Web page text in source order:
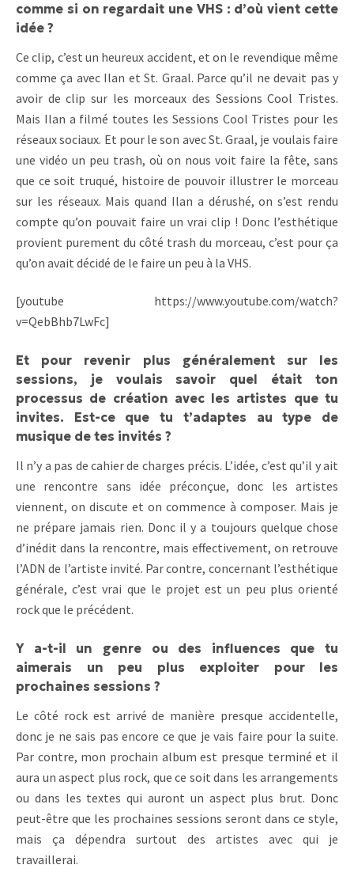
comme si on regardait une VHS : d’où vient cette
idée ?
Ce clip, c’est un heureux accident, et on le revendique même
comme ça avec Ilan et St. Graal. Parce qu’il ne devait pas y
avoir de clip sur les morceaux des Sessions Cool Tristes.
Mais Ilan a filmé toutes les Sessions Cool Tristes pour les
réseaux sociaux. Et pour le son avec St. Graal, je voulais faire
une vidéo un peu trash, où on nous voit faire la fête, sans
que ce soit truqué, histoire de pouvoir illustrer le morceau
sur les réseaux. Mais quand Ilan a dérushé, on s’est rendu
compte qu’on pouvait faire un vrai clip ! Donc l’esthétique
provient purement du côté trash du morceau, c’est pour ça
qu’on avait décidé de le faire un peu à la VHS.
[youtube https://www.youtube.com/watch?
v=QebBhb7LwFc]
Et pour revenir plus généralement sur les
sessions, je voulais savoir quel était ton
processus de création avec les artistes que tu
invites. Est-ce que tu t’adaptes au type de
musique de tes invités ?
Il n’y a pas de cahier de charges précis. L’idée, c’est qu’il y ait
une rencontre sans idée préconçue, donc les artistes
viennent, on discute et on commence à composer. Mais je
ne prépare jamais rien. Donc il y a toujours quelque chose
d’inédit dans la rencontre, mais effectivement, on retrouve
l’ADN de l’artiste invité. Par contre, concernant l’esthétique
générale, c’est vrai que le projet est un peu plus orienté
rock que le précédent.
Y a-t-il un genre ou des influences que tu
aimerais un peu plus exploiter pour les
prochaines sessions ?
Le côté rock est arrivé de manière presque accidentelle,
donc je ne sais pas encore ce que je vais faire pour la suite.
Par contre, mon prochain album est presque terminé et il
aura un aspect plus rock, que ce soit dans les arrangements
ou dans les textes qui auront un aspect plus brut. Donc
peut-être que les prochaines sessions seront dans ce style,
mais ça dépendra surtout des artistes avec qui je
travaillerai.